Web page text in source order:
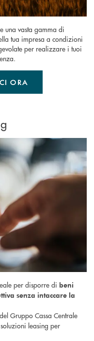
una vasta gamma di
tua impresa a condizioni
per realizzare i tuoi
ORA
per disporre di beni
senza intaccare la
Gruppo Cassa Centrale
leasing per